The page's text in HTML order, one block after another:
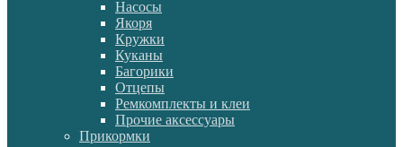
Насосы
Якоря
Кружки
Куканы
Багорики
Отцепы
Ремкомплекты и клеи
Прочие аксессуары
Прикормки